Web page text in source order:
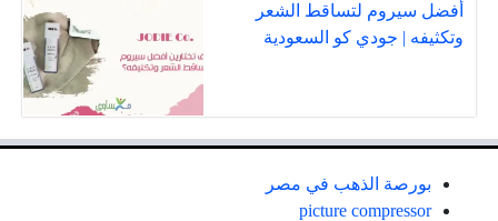
أفضل سيروم لتساقط الشعر
وتكثيفه | جودي كو السعودية
بورصة الذهب في مصر
picture compressor